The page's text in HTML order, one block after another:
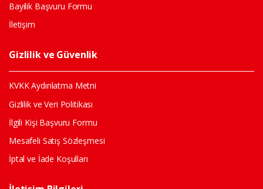
Bayilik Başvuru Formu
İletişim
Gizlilik ve Güvenlik
KVKK Aydınlatma Metni
Gizlilik ve Veri Politikası
İlgili Kişi Başvuru Formu
Mesafeli Satış Sözleşmesi
İptal ve İade Koşulları